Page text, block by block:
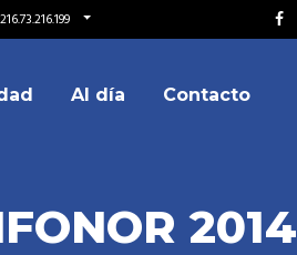
Al día Contacto
2014